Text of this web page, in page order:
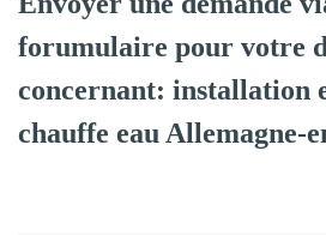
forumulaire pour votre
concernant: installation
chauffe eau Allemagne-